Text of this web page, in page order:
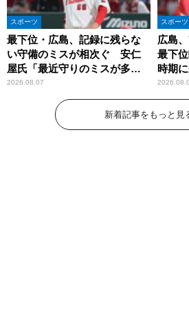
スポーツ
最下位・広島、記録に残らな
い守備のミスが相次ぐ 安仁
屋氏「最近守りのミスが多
い」
2026.08.07
スポーツ
広島
最下
時期
新着記事をもっと見